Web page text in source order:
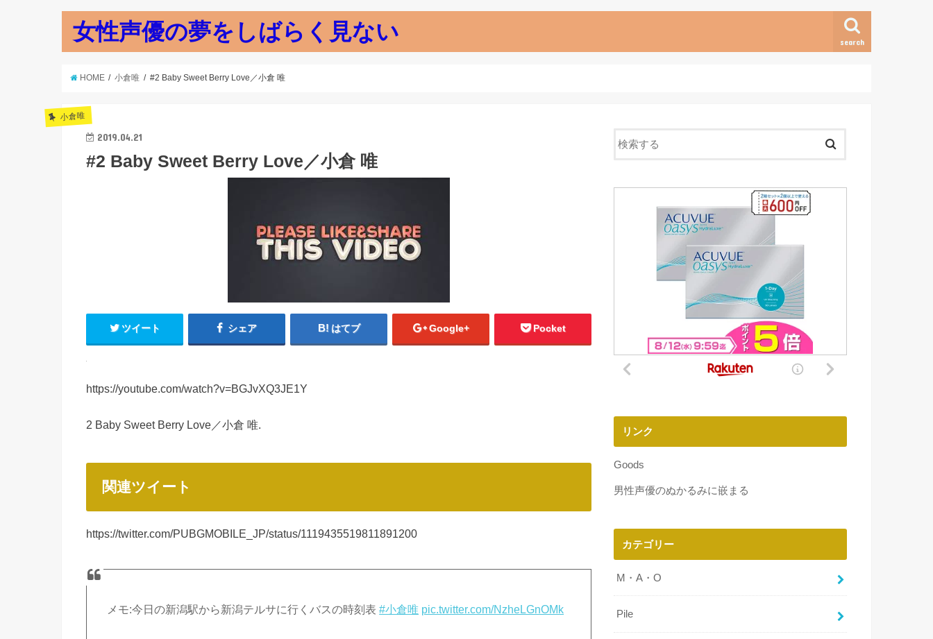
女性声優の夢をしばらく見ない search
HOME 小倉唯 #2 Baby Sweet Berry Love／小倉 唯
小倉唯
2019.04.21
#2 Baby Sweet Berry Love／小倉 唯
ツイート シェア はてブ Google+ Pocket
https://youtube.com/watch?v=BGJvXQ3JE1Y
2 Baby Sweet Berry Love／小倉 唯.
関連ツイート
https://twitter.com/PUBGMOBILE_JP/status/1119435519811891200
メモ:今日の新潟駅から新潟テルサに行くバスの時刻表#小倉唯 pic.twitter.com/NzheLGnOMk
リンク
Goods
男性声優のぬかるみに嵌まる
カテゴリー
M・A・O
Pile